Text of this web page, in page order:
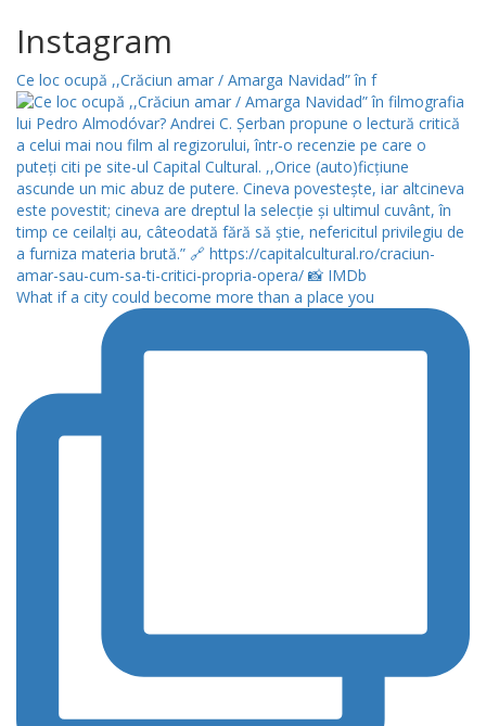
Instagram
Ce loc ocupă ,,Crăciun amar / Amarga Navidad” în f
What if a city could become more than a place you